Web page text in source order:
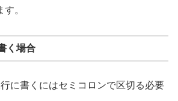
。
く場合
に書くにはセミコロンで区切る必要